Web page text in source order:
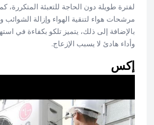
لفترة طويلة دون الحاجة للتعبئة المتكررة،
مرشحات هواء لتنقية الهواء وإزالة الشوائب
بالإضافة إلى ذلك، يتميز تلكو بكفاءة في
وأداء هادئ لا يسبب الإزعاج.
إكس